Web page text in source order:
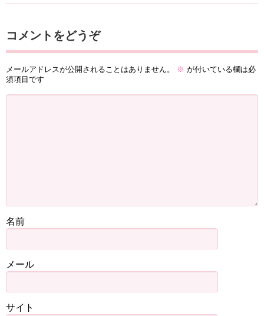
コメントをどうぞ
メールアドレスが公開されることはありません。 ※ が付いている欄は必
須項目です
名前
メール
サイト